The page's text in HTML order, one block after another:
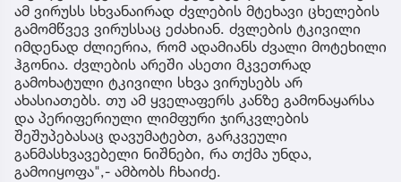
ამ ვირუსს სხვანაირად ძვლების მტეხავი ცხელების
გამომწვევ ვირუსსაც ეძახიან. ძვლების ტკივილი
იმდენად ძლიერია, რომ ადამიანს ძვალი მოტეხილი
ჰგონია. ძვლების არეში ასეთი მკვეთრად
გამოხატული ტკივილი სხვა ვირუსებს არ
ახასიათებს. თუ ამ ყველაფერს კანზე გამონაყარსა
და პერიფერიული ლიმფური ჯირკვლების
შეშუპებასაც დავუმატებთ, გარკვეული
განმასხვავებელი ნიშნები, რა თქმა უნდა,
გამოიყოფა",- ამბობს ჩხაიძე.